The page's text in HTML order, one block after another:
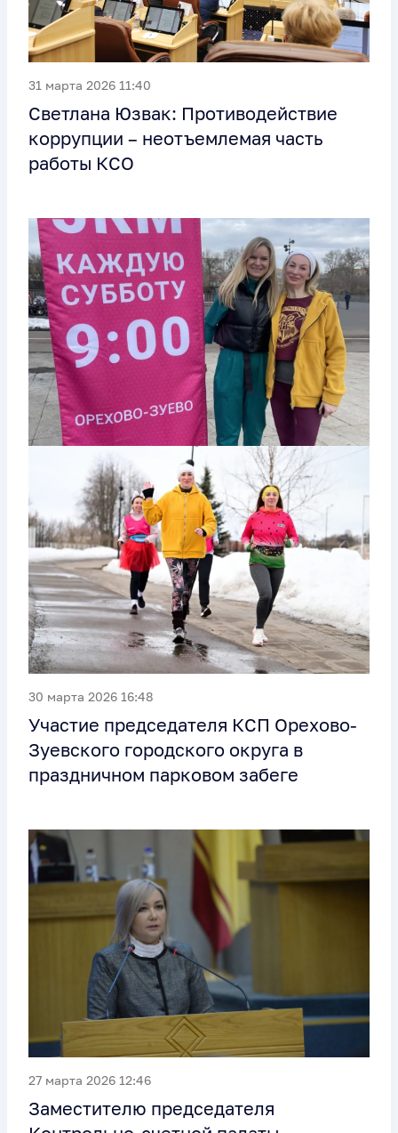
31 марта 2026 11:40
Светлана Юзвак: Противодействие
коррупции – неотъемлемая часть
работы КСО
30 марта 2026 16:48
Участие председателя КСП Орехово-
Зуевского городского округа в
праздничном парковом забеге
27 марта 2026 12:46
Заместителю председателя